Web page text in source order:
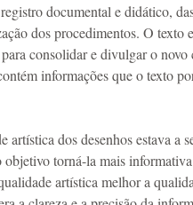
documental e didático,
dos procedimentos. O texto
consolidar e divulgar o
informações que o texto
artística dos desenhos estava a
objetivo torná-la mais
artística melhor a